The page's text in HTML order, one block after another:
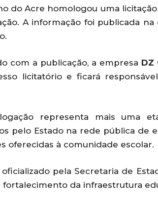
do Acre homologou uma
A informação foi publicada
com a publicação, a empresa DZ
licitatório e ficará
representa mais uma
pelo Estado na rede pública de
oferecidas à comunidade escolar.
pela Secretaria de
fortalecimento da infraestrutura